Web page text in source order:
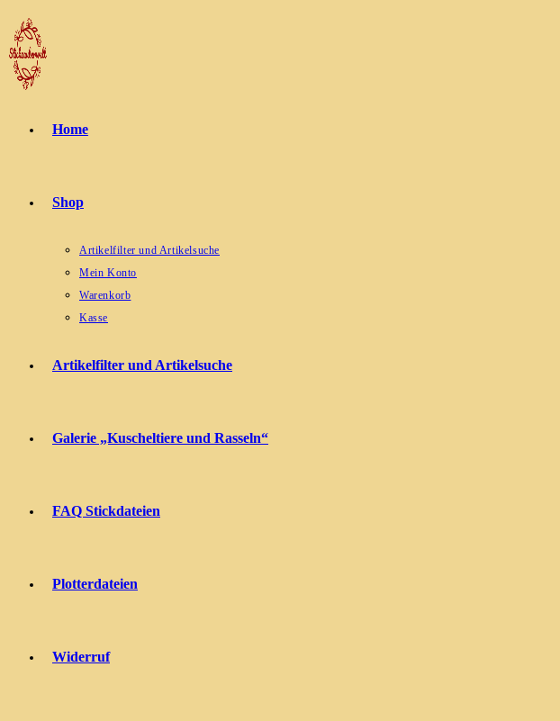
Zum
Inhalt
springen
Home
Shop
Artikelfilter und Artikelsuche
Mein Konto
Warenkorb
Kasse
Artikelfilter und Artikelsuche
Galerie „Kuscheltiere und Rasseln“
FAQ Stickdateien
Plotterdateien
Widerruf